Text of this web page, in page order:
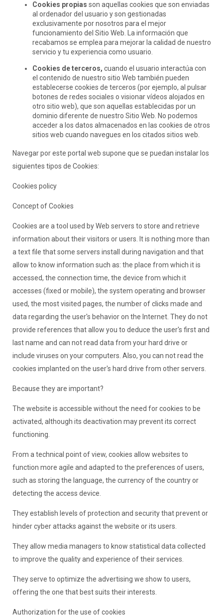
Cookies propias son aquellas cookies que son enviadas
al ordenador del usuario y son gestionadas
exclusivamente por nosotros para el mejor
funcionamiento del Sitio Web. La información que
recabamos se emplea para mejorar la calidad de nuestro
servicio y tu experiencia como usuario.
Cookies de terceros, cuando el usuario interactúa con
el contenido de nuestro sitio Web también pueden
establecerse cookies de terceros (por ejemplo, al pulsar
botones de redes sociales o visionar vídeos alojados en
otro sitio web), que son aquellas establecidas por un
dominio diferente de nuestro Sitio Web. No podemos
acceder a los datos almacenados en las cookies de otros
sitios web cuando navegues en los citados sitios web.
Navegar por este portal web supone que se puedan instalar los
siguientes tipos de Cookies:
Cookies policy
Concept of Cookies
Cookies are a tool used by Web servers to store and retrieve
information about their visitors or users. It is nothing more than
a text file that some servers install during navigation and that
allow to know information such as: the place from which it is
accessed, the connection time, the device from which it
accesses (fixed or mobile), the system operating and browser
used, the most visited pages, the number of clicks made and
data regarding the user's behavior on the Internet. They do not
provide references that allow you to deduce the user's first and
last name and can not read data from your hard drive or
include viruses on your computers. Also, you can not read the
cookies implanted on the user's hard drive from other servers.
Because they are important?
The website is accessible without the need for cookies to be
activated, although its deactivation may prevent its correct
functioning.
From a technical point of view, cookies allow websites to
function more agile and adapted to the preferences of users,
such as storing the language, the currency of the country or
detecting the access device.
They establish levels of protection and security that prevent or
hinder cyber attacks against the website or its users.
They allow media managers to know statistical data collected
to improve the quality and experience of their services.
They serve to optimize the advertising we show to users,
offering the one that best suits their interests.
Authorization for the use of cookies